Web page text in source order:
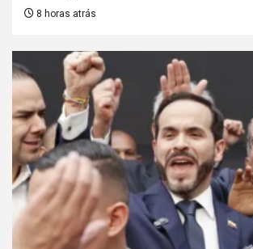
8 horas atrás